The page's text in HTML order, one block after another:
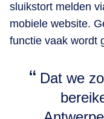
sluikstort melden
mobiele website.
functie vaak wordt
Dat we